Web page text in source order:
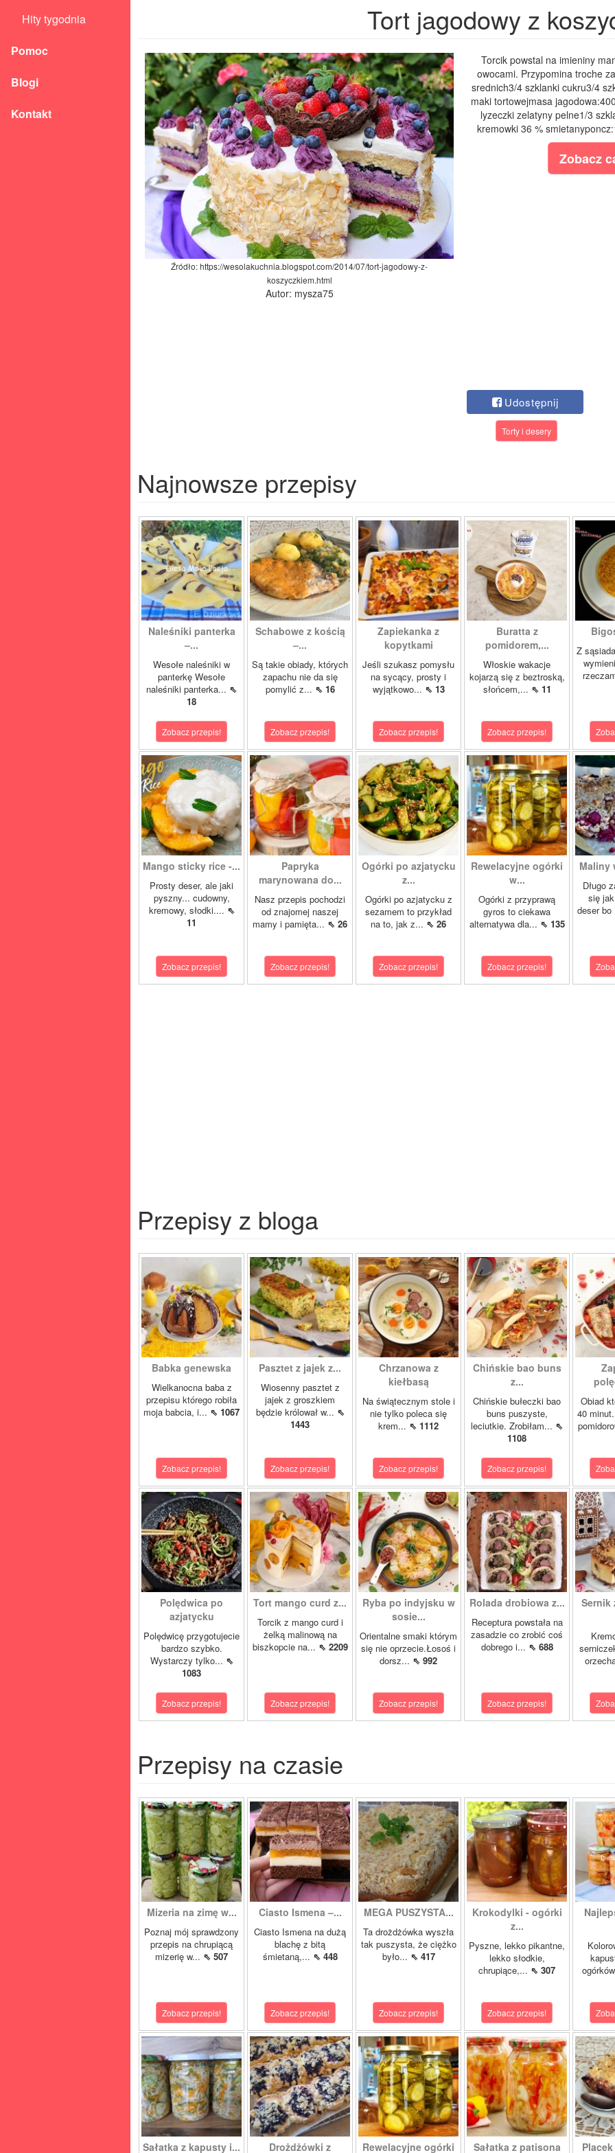
Hity tygodnia
Pomoc
Blogi
Kontakt
Tort jagodowy z
Źródło: https://wesolakuchnia.blogspot.com/2014/07/tort-jagodowy-z-
koszyczkiem.html
Autor: mysza75
Torcik powstal na imieniny
owocami. Przypomina troche
srednich3/4 szklanki cukru3/4
maki tortowejmasa
lyzeczki zelatyny pelne1/3
kremowki 36 %
Zobacz
Udostępnij
Torty i desery
Najnowsze przepisy
Naleśniki panterka
–...
Wesołe naleśniki w
panterkę Wesołe
naleśniki panterka... ⇖
18
Zobacz przepis!
Schabowe z kością
–...
Są takie obiady, których
zapachu nie da się
pomylić z... ⇖ 16
Zobacz przepis!
Zapiekanka z
kopytkami
Jeśli szukasz pomysłu
na sycący, prosty i
wyjątkowo... ⇖ 13
Zobacz przepis!
Buratta z
pomidorem,...
Włoskie wakacje
kojarzą się z beztroską,
słońcem,... ⇖ 11
Zobacz przepis!
Z
Mango sticky rice -...
Prosty deser, ale jaki
pyszny... cudowny,
kremowy, słodki.... ⇖
11
Zobacz przepis!
Papryka
marynowana do...
Nasz przepis pochodzi
od znajomej naszej
mamy i pamięta... ⇖ 26
Zobacz przepis!
Ogórki po azjatycku
z...
Ogórki po azjatycku z
sezamem to przykład
na to, jak z... ⇖ 26
Zobacz przepis!
Rewelacyjne ogórki
w...
Ogórki z przyprawą
gyros to ciekawa
alternatywa dla... ⇖ 135
Zobacz przepis!
Maliny
Długo
się
deser bo
Przepisy z bloga
Babka genewska
Wielkanocna baba z
przepisu którego robiła
moja babcia, i... ⇖ 1067
Zobacz przepis!
Pasztet z jajek z...
Wiosenny pasztet z
jajek z groszkiem
będzie królował w... ⇖
1443
Zobacz przepis!
Chrzanowa z
kiełbasą
Na świątecznym stole i
nie tylko poleca się
krem... ⇖ 1112
Zobacz przepis!
Chińskie bao buns
z...
Chińskie bułeczki bao
buns puszyste,
leciutkie. Zrobiłam... ⇖
1108
Zobacz przepis!
Obiad
40
Polędwica po
azjatycku
Polędwicę przygotujecie
bardzo szybko.
Wystarczy tylko... ⇖
1083
Zobacz przepis!
Tort mango curd z...
Torcik z mango curd i
żelką malinową na
biszkopcie na... ⇖ 2209
Zobacz przepis!
Ryba po indyjsku w
sosie...
Orientalne smaki którym
się nie oprzecie.Łosoś i
dorsz... ⇖ 992
Zobacz przepis!
Rolada drobiowa z...
Receptura powstała na
zasadzie co zrobić coś
dobrego i... ⇖ 688
Zobacz przepis!
Sernik
Przepisy na czasie
Mizeria na zimę w...
Poznaj mój sprawdzony
przepis na chrupiącą
mizerię w... ⇖ 507
Zobacz przepis!
Ciasto Ismena –...
Ciasto Ismena na dużą
blachę z bitą
śmietaną,... ⇖ 448
Zobacz przepis!
MEGA PUSZYSTA...
Ta drożdżówka wyszła
tak puszysta, że ciężko
było... ⇖ 417
Zobacz przepis!
Krokodylki - ogórki
z...
Pyszne, lekko pikantne,
lekko słodkie,
chrupiące,... ⇖ 307
Zobacz przepis!
Sałatka z kapusty i... Drożdżówki z Rewelacyjne ogórki Sałatka z patisona